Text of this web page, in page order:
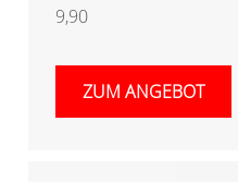
9,90
ZUM ANGEBOT